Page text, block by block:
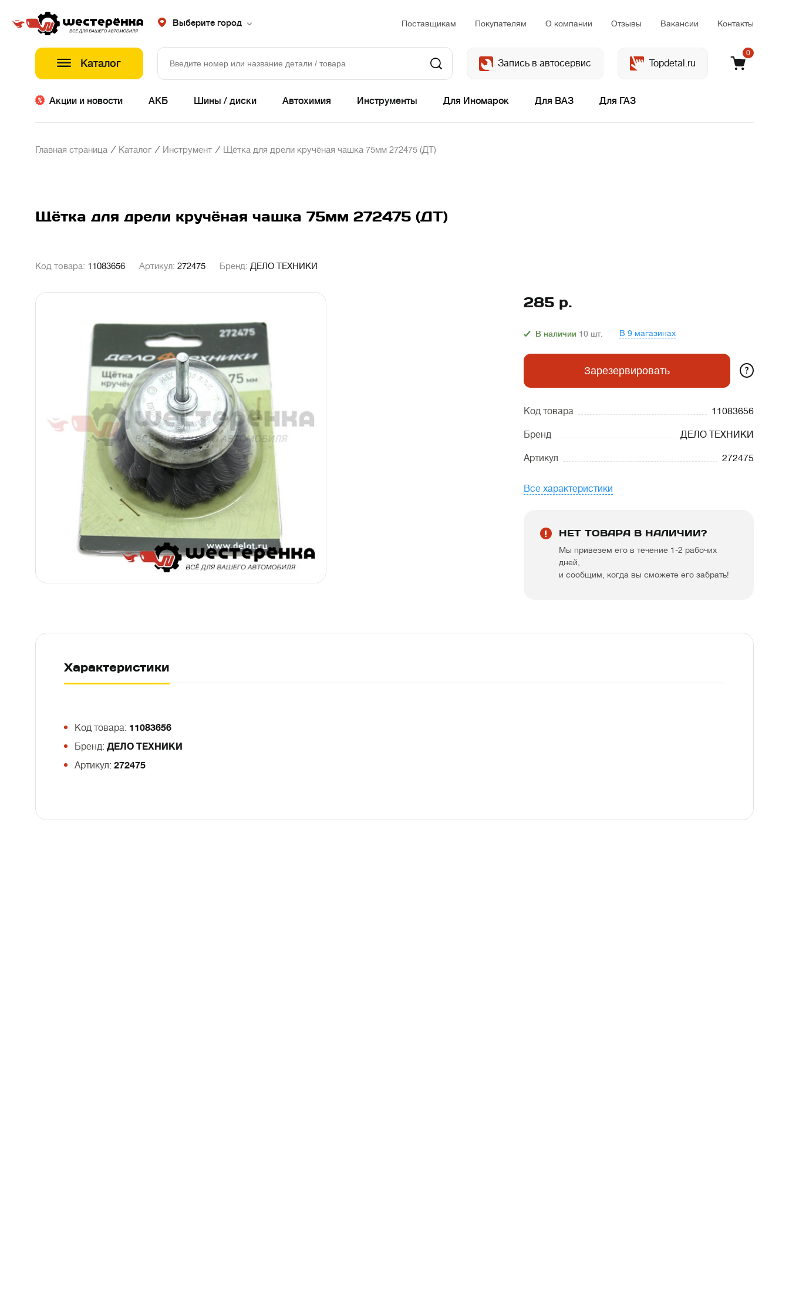
Выберите город Поставщикам Покупателям О компании Отзывы Вакансии Контакты
Каталог Запись в автосервис Topdetal.ru
0
Акции и новости АКБ Шины / диски Автохимия Инструменты Для Иномарок Для ВАЗ Для ГАЗ
Главная страница / Каталог / Инструмент / Щётка для дрели кручёная чашка 75мм 272475 (ДТ)
Щётка для дрели кручёная чашка 75мм 272475 (ДТ)
Код товара: 11083656 Артикул: 272475 Бренд: ДЕЛО ТЕХНИКИ
285 р.
В наличии 10 шт. В 9 магазинах
Зарезервировать ?
Код товара 11083656
Бренд ДЕЛО ТЕХНИКИ
Артикул 272475
Все характеристики
НЕТ ТОВАРА В НАЛИЧИИ?
Мы привезем его в течение 1-2 рабочих
дней,
и сообщим, когда вы сможете его забрать!
Характеристики
Код товара: 11083656
Бренд: ДЕЛО ТЕХНИКИ
Артикул: 272475